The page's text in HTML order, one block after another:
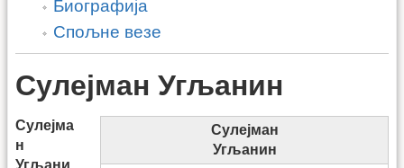
Биографија
Спољне везе
Сулејман Угљанин
Сулејман
Угљанин
Сулејма
н
Угљани